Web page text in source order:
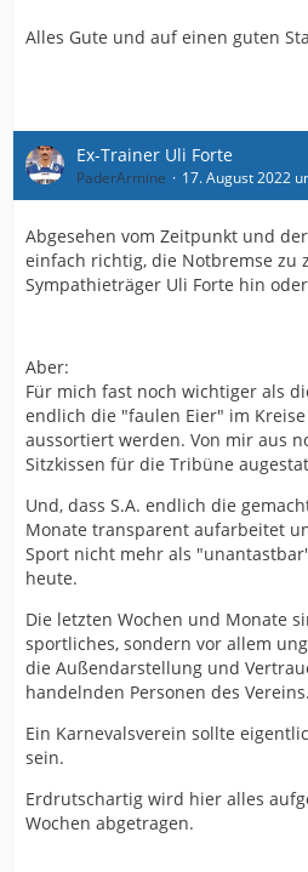
Alles Gute und auf einen guten
Ex-Trainer Uli Forte
PaderArmine 17. August 2022
Abgesehen vom Zeitpunkt und
einfach richtig, die Notbremse zu
Sympathieträger Uli Forte hin
Aber:
Für mich fast noch wichtiger als
endlich die "faulen Eier" im
aussortiert werden. Von mir aus
Sitzkissen für die Tribüne
Und, dass S.A. endlich die
Monate transparent aufarbeitet
Sport nicht mehr als
heute.
Die letzten Wochen und Monate
sportliches, sondern vor allem
die Außendarstellung und
handelnden Personen des Vereins.
Ein Karnevalsverein sollte
sein.
Erdrutschartig wird hier alles
Wochen abgetragen.